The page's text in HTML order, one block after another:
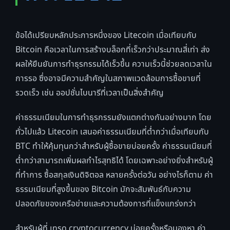
ข้อได้เปรียบหลักประการหนึ่งของ Litecoin เมื่อเทียบกับ
Bitcoin คือเวลาในการสร้างบล็อกที่เร็วกว่าประมาณสี่เท่า ส่ง
ผลให้ยืนยันการทำธุรกรรมได้เร็วขึ้น ความเร็วนี้ช่วยลดเวลาใน
การรอ ซึ่งอาจมีความสำคัญในสภาพแวดล้อมการซื้อขายที่
รวดเร็ว เช่น ออปชั่นไบนารีที่เวลาเป็นสิ่งสำคัญ
ค่าธรรมเนียมในการทำธุรกรรมยังแตกต่างกันอย่างมาก โดย
ทั่วไปแล้ว Litecoin เสนอค่าธรรมเนียมที่ต่ำกว่าเมื่อเทียบกับ
BTC ทำให้คุ้มทุนกว่าสำหรับผู้ซื้อขายบ่อยครั้ง ค่าธรรมเนียมที่
ต่ำกว่าสามารถเพิ่มผลกำไรสุทธิได้ โดยเฉพาะอย่างยิ่งสำหรับผู้
ที่ทำการ ซื้อสกุลเงินดิจิตอล หลายครั้งต่อวัน อย่างไรก็ตาม ค่า
ธรรมเนียมที่สูงขึ้นของ Bitcoin มักจะสัมพันธ์กับความ
ปลอดภัยของเครือข่ายและความต้องการที่แข็งแกร่งกว่า